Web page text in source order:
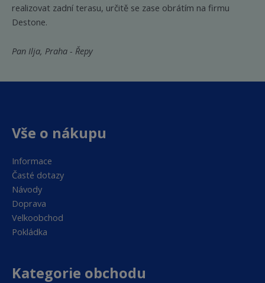
realizovat zadní terasu, určitě se zase obrátím na firmu
Destone.
Pan Ilja, Praha - Řepy
Vše o nákupu
Informace
Časté dotazy
Návody
Doprava
Velkoobchod
Pokládka
Kategorie obchodu